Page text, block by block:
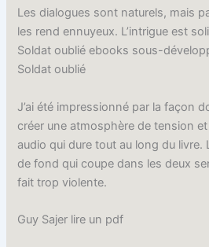
Les dialogues sont naturels, mais
les rend ennuyeux. L’intrigue est
Soldat oublié ebooks sous-
Soldat oublié
J’ai été impressionné par la façon
créer une atmosphère de tension
audio qui dure tout au long du livre.
de fond qui coupe dans les deux
fait trop violente.
Guy Sajer lire un pdf